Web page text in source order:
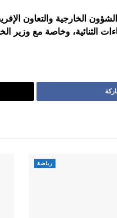
الخارجية والتعاون
الثنائية، وخاصة مع وزير
رياضة